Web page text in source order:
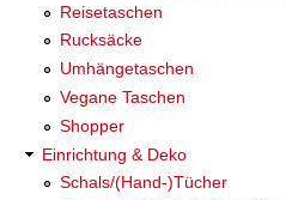
Reisetaschen
Rucksäcke
Umhängetaschen
Vegane Taschen
Shopper
Einrichtung & Deko
Schals/(Hand-)Tücher